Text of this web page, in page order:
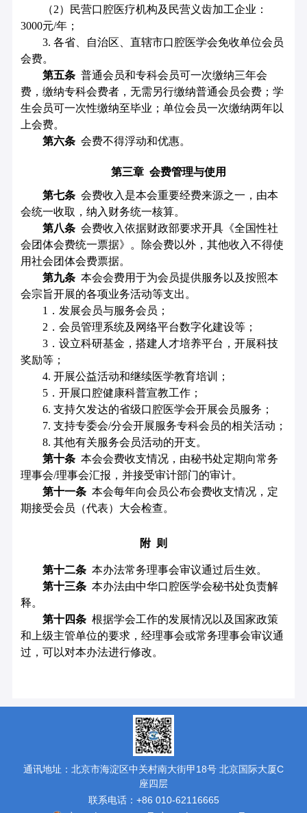
（2）民营口腔医疗机构及民营义齿加工企业：
3000元/年；
3. 各省、自治区、直辖市口腔医学会免收单位会员
会费。
第五条 普通会员和专科会员可一次缴纳三年会
费，缴纳专科会费者，无需另行缴纳普通会员会费；学
生会员可一次性缴纳至毕业；单位会员一次缴纳两年以
上会费。
第六条 会费不得浮动和优惠。
第三章 会费管理与使用
第七条 会费收入是本会重要经费来源之一，由本
会统一收取，纳入财务统一核算。
第八条 会费收入依据财政部要求开具《全国性社
会团体会费统一票据》。除会费以外，其他收入不得使
用社会团体会费票据。
第九条 本会会费用于为会员提供服务以及按照本
会宗旨开展的各项业务活动等支出。
1．发展会员与服务会员；
2．会员管理系统及网络平台数字化建设等；
3．设立科研基金，搭建人才培养平台，开展科技
奖励等；
4. 开展公益活动和继续医学教育培训；
5．开展口腔健康科普宣教工作；
6. 支持欠发达的省级口腔医学会开展会员服务；
7. 支持专委会/分会开展服务专科会员的相关活动；
8. 其他有关服务会员活动的开支。
第十条 本会会费收支情况，由秘书处定期向常务
理事会/理事会汇报，并接受审计部门的审计。
第十一条 本会每年向会员公布会费收支情况，定
期接受会员（代表）大会检查。
附 则
第十二条 本办法常务理事会审议通过后生效。
第十三条 本办法由中华口腔医学会秘书处负责解
释。
第十四条 根据学会工作的发展情况以及国家政策
和上级主管单位的要求，经理事会或常务理事会审议通
过，可以对本办法进行修改。
通讯地址：北京市海淀区中关村南大街甲18号 北京国际大厦C
座四层
联系电话：+86 010-62116665